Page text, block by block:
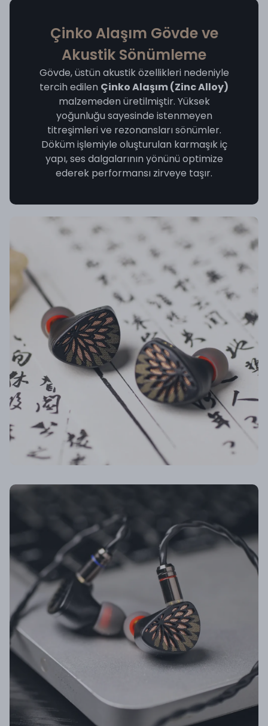
Çinko Alaşım Gövde ve
Akustik Sönümleme
Gövde, üstün akustik özellikleri nedeniyle
tercih edilen Çinko Alaşım (Zinc Alloy)
malzemeden üretilmiştir. Yüksek
yoğunluğu sayesinde istenmeyen
titreşimleri ve rezonansları sönümler.
Döküm işlemiyle oluşturulan karmaşık iç
yapı, ses dalgalarının yönünü optimize
ederek performansı zirveye taşır.